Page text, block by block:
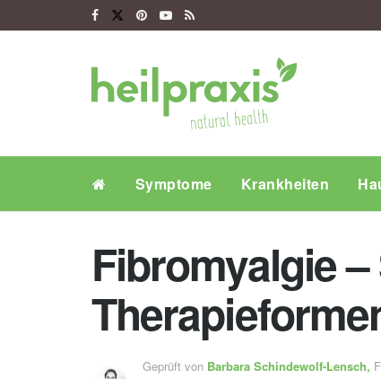
Symptome Krankheiten
Fibromyalgie
Geprüft von Barbara Schindewolf-Lensch,